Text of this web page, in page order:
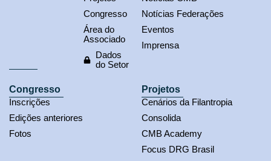
Congresso
Área do
Associado
Dados
do Setor
Notícias Federações
Eventos
Imprensa
Congresso
Inscrições
Edições anteriores
Fotos
Projetos
Cenários da Filantropia
Consolida
CMB Academy
Focus DRG Brasil